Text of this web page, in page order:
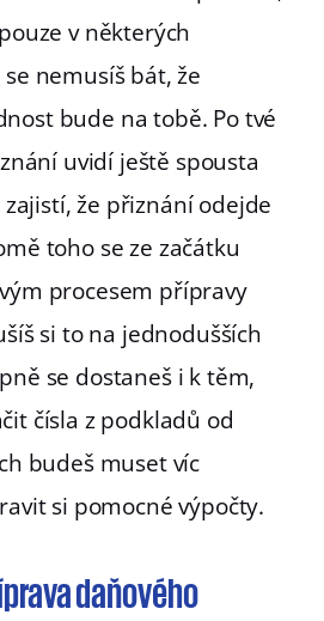
v některých
nemusíš bát, že
bude na tobě. Po tvé
uvidí ještě spousta
že přiznání odejde
toho se ze začátku
procesem přípravy
si to na jednodušších
se dostaneš i k těm,
čísla z podkladů od
budeš muset víc
si pomocné výpočty.
daňového